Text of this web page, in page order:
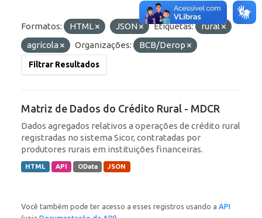
Formatos: HTML JSON Etiquetas:
rural
agrícola
Organizações: BCB/Derop
Filtrar Resultados
Matriz de Dados do Crédito Rural - MDCR
Dados agregados relativos a operações de crédito rural
registradas no sistema Sicor, contratadas por
produtores rurais em instituições financeiras.
HTML API OData JSON
Você também pode ter acesso a esses registros usando a API